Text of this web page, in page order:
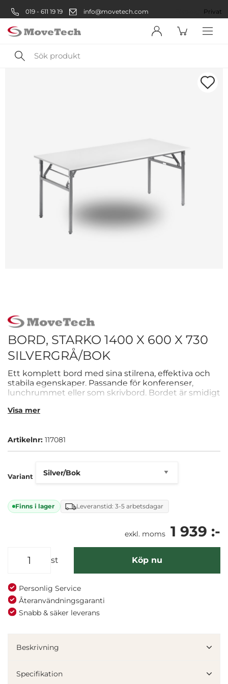
och annonserna till användarna, tillhandahålla funktioner
vidarebefordrar även sådana identifierare och annan
019 - 611 19 19 info@movetech.com Privat
Sök
produkt
BORD, STARKO 1400 X 600 X 730
SILVERGRÅ/BOK
Ett komplett bord med sina stilrena, effektiva och
stabila egenskaper. Passande för konferenser,
lunchrummet eller som skrivbord. Bordet är smidigt
och stativet i silvergrå.
Visa mer
Artikelnr: 117081
Variant
Finns i lager Leveranstid: 3-5 arbetsdagar
exkl. moms 1 939 :-
st Köp nu
Personlig Service
Återanvändningsgaranti
Snabb & säker leverans
Beskrivning
Specifikation
Företag
Privat